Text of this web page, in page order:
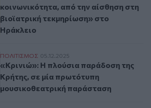
κοινωνικότητα, από την αίσθηση στη
βιοϊατρική τεκμηρίωση» στο
Ηράκλειο
«Κρινιώ»: Η πλούσια παράδοση της
ΠΟΛΙΤΙΣΜΟΣ 05.12.2025
«Κρινιώ»: Η πλούσια παράδοση της
Κρήτης, σε μία πρωτότυπη
μουσικοθεατρική παράσταση